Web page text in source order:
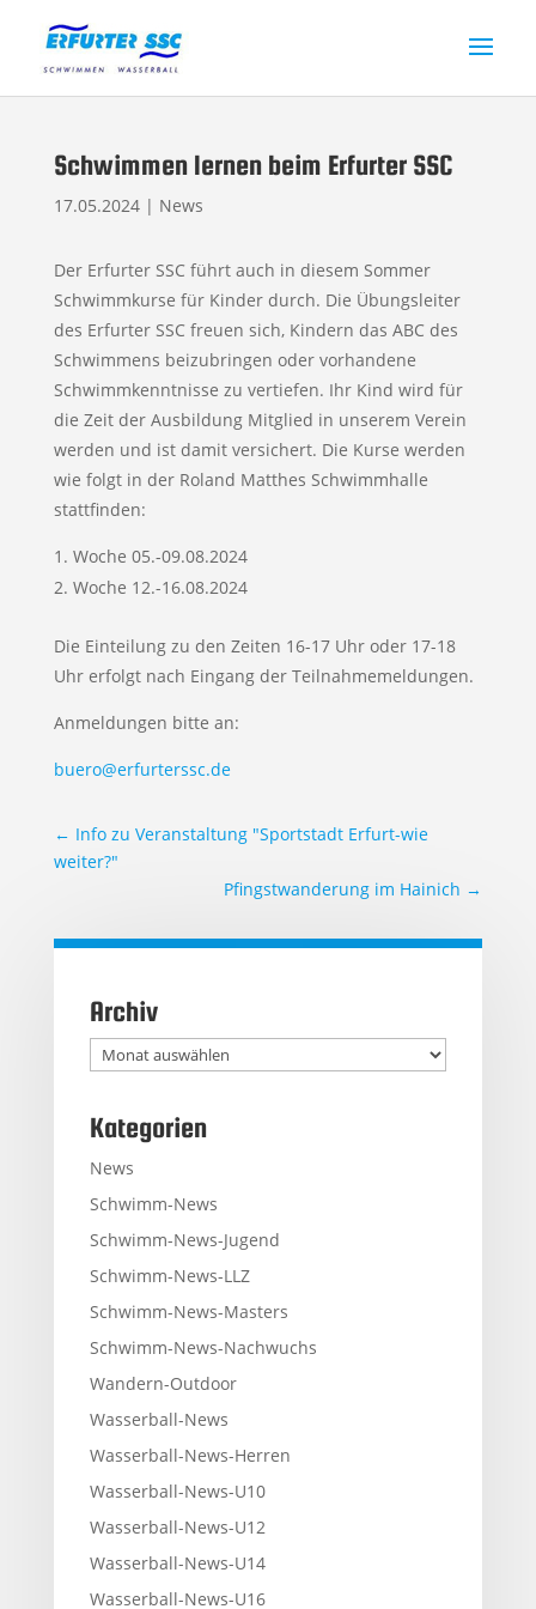
Schwimmen lernen beim Erfurter SSC
17.05.2024| News
Der Erfurter SSC führt auch in diesem Sommer
Schwimmkurse für Kinder durch. Die Übungsleiter
des Erfurter SSC freuen sich, Kindern das ABC des
Schwimmens beizubringen oder vorhandene
Schwimmkenntnisse zu vertiefen. Ihr Kind wird für
die Zeit der Ausbildung Mitglied in unserem Verein
werden und ist damit versichert. Die Kurse werden
wie folgt in der Roland Matthes Schwimmhalle
stattfinden:
Woche 05.-09.08.2024
Woche 12.-16.08.2024
Die Einteilung zu den Zeiten 16-17 Uhr oder 17-18
Uhr erfolgt nach Eingang der Teilnahmemeldungen.
Anmeldungen bitte an:
buero@erfurterssc.de
← Info zu Veranstaltung "Sportstadt Erfurt-wie
weiter?"
Pfingstwanderung im Hainich →
Archiv
Archiv
Kategorien
News
Schwimm-News
Schwimm-News-Jugend
Schwimm-News-LLZ
Schwimm-News-Masters
Schwimm-News-Nachwuchs
Wandern-Outdoor
Wasserball-News
Wasserball-News-Herren
Wasserball-News-U10
Wasserball-News-U12
Wasserball-News-U14
Wasserball-News-U16